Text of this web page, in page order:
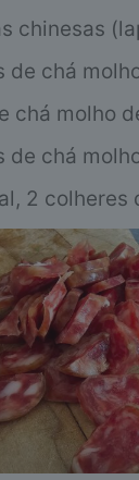
chinesas
de chá
chá molho
de chá
2 colheres